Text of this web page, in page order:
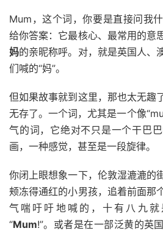
Mum，这个词，你要是直接问我
给你答案：它最核心、最常用的意
妈的亲昵称呼。对，就是英国人、
们喊的“妈”。
但如果故事就到这里，那也太无趣
无存了。一个词，尤其是一个像
气的词，它绝对不只是一个干巴
画，一种感觉，甚至是一段旋律。
你闭上眼想象一下，伦敦湿漉漉的
颊冻得通红的小男孩，追着前面那
气喘吁吁地喊的，十有八九
“Mum!”。或者是在一部泛黄的英